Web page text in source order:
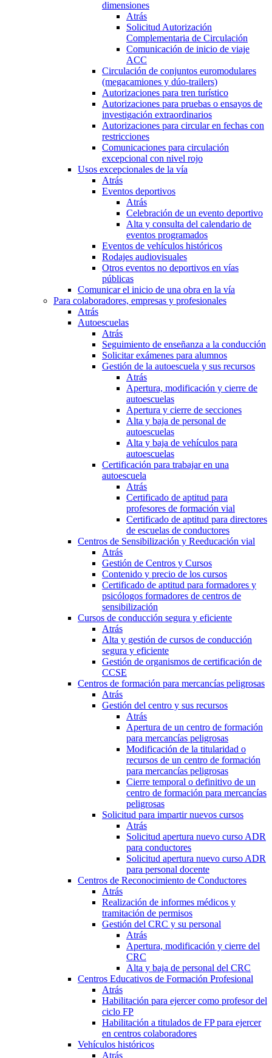
dimensiones
Atrás
Solicitud Autorización
Complementaria de Circulación
Comunicación de inicio de viaje
ACC
Circulación de conjuntos euromodulares
(megacamiones y dúo-trailers)
Autorizaciones para tren turístico
Autorizaciones para pruebas o ensayos de
investigación extraordinarios
Autorizaciones para circular en fechas con
restricciones
Comunicaciones para circulación
excepcional con nivel rojo
Usos excepcionales de la vía
Atrás
Eventos deportivos
Atrás
Celebración de un evento deportivo
Alta y consulta del calendario de
eventos programados
Eventos de vehículos históricos
Rodajes audiovisuales
Otros eventos no deportivos en vías
públicas
Comunicar el inicio de una obra en la vía
Para colaboradores, empresas y profesionales
Atrás
Autoescuelas
Atrás
Seguimiento de enseñanza a la conducción
Solicitar exámenes para alumnos
Gestión de la autoescuela y sus recursos
Atrás
Apertura, modificación y cierre de
autoescuelas
Apertura y cierre de secciones
Alta y baja de personal de
autoescuelas
Alta y baja de vehículos para
autoescuelas
Certificación para trabajar en una
autoescuela
Atrás
Certificado de aptitud para
profesores de formación vial
Certificado de aptitud para directores
de escuelas de conductores
Centros de Sensibilización y Reeducación vial
Atrás
Gestión de Centros y Cursos
Contenido y precio de los cursos
Certificado de aptitud para formadores y
psicólogos formadores de centros de
sensibilización
Cursos de conducción segura y eficiente
Atrás
Alta y gestión de cursos de conducción
segura y eficiente
Gestión de organismos de certificación de
CCSE
Centros de formación para mercancías peligrosas
Atrás
Gestión del centro y sus recursos
Atrás
Apertura de un centro de formación
para mercancías peligrosas
Modificación de la titularidad o
recursos de un centro de formación
para mercancías peligrosas
Cierre temporal o definitivo de un
centro de formación para mercancías
peligrosas
Solicitud para impartir nuevos cursos
Atrás
Solicitud apertura nuevo curso ADR
para conductores
Solicitud apertura nuevo curso ADR
para personal docente
Centros de Reconocimiento de Conductores
Atrás
Realización de informes médicos y
tramitación de permisos
Gestión del CRC y su personal
Atrás
Apertura, modificación y cierre del
CRC
Alta y baja de personal del CRC
Centros Educativos de Formación Profesional
Atrás
Habilitación para ejercer como profesor del
ciclo FP
Habilitación a titulados de FP para ejercer
en centros colaboradores
Vehículos históricos
Atrás